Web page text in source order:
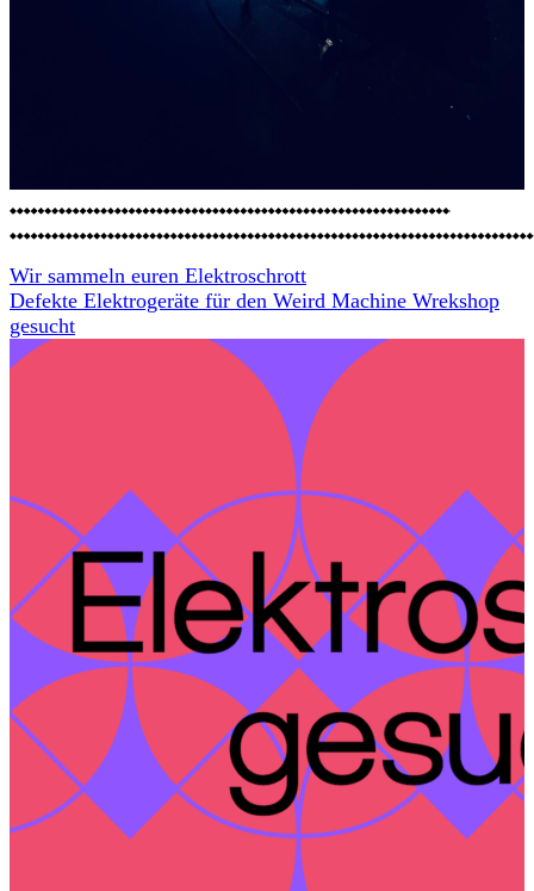
Wir sammeln euren Elektroschrott
Defekte Elektrogeräte für den Weird Machine Wrekshop
gesucht